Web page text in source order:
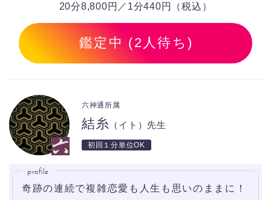
20分8,800円／1分440円（税込）
鑑定中 (2人待ち)
結糸 （イト）先生
六神通所属
初回１分単位OK
profile
奇跡の連続で複雑恋愛も人生も思いのままに！